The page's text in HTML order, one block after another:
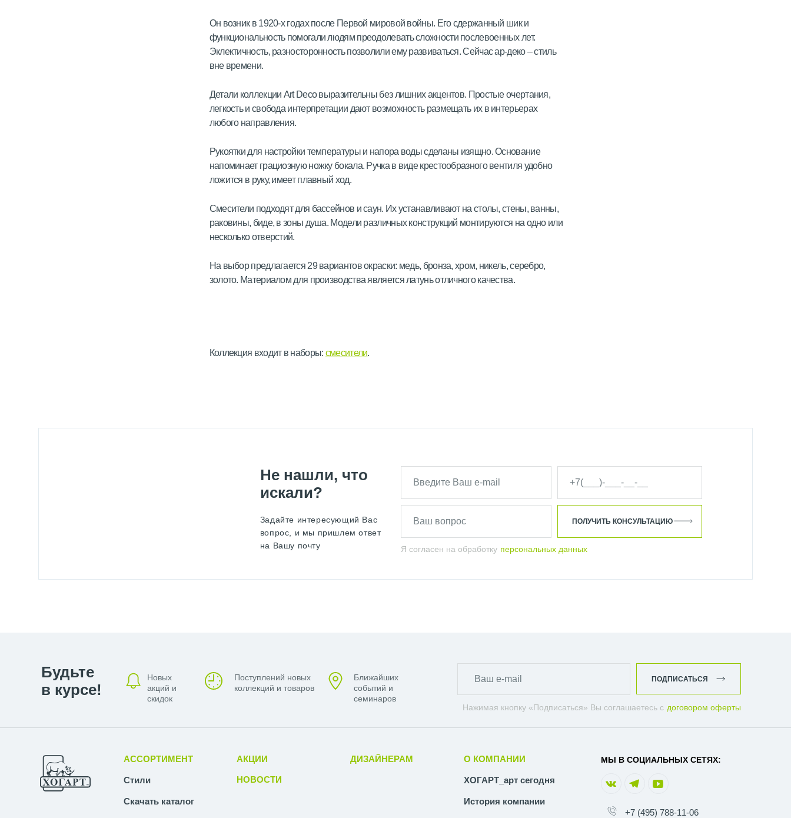
Он возник в 1920-х годах после Первой мировой войны. Его сдержанный шик и
функциональность помогали людям преодолевать сложности послевоенных лет.
Эклектичность, разносторонность позволили ему развиваться. Сейчас ар-деко – стиль
вне времени.
Детали коллекции Art Deco выразительны без лишних акцентов. Простые очертания,
легкость и свобода интерпретации дают возможность размещать их в интерьерах
любого направления.
Рукоятки для настройки температуры и напора воды сделаны изящно. Основание
напоминает грациозную ножку бокала. Ручка в виде крестообразного вентиля удобно
ложится в руку, имеет плавный ход.
Смесители подходят для бассейнов и саун. Их устанавливают на столы, стены, ванны,
раковины, биде, в зоны душа. Модели различных конструкций монтируются на одно или
несколько отверстий.
На выбор предлагается 29 вариантов окраски: медь, бронза, хром, никель, серебро,
золото. Материалом для производства является латунь отличного качества.
Коллекция входит в наборы: смесители.
Не нашли, что
искали?
Задайте интересующий Вас
вопрос, и мы пришлем ответ
на Вашу почту
Я согласен на обработку персональных данных
ПОЛУЧИТЬ КОНСУЛЬТАЦИЮ
Будьте
в курсе!
Новых
акций и
скидок
Поступлений новых
коллекций и товаров
Ближайших
событий и
семинаров
Нажимая кнопку «Подписаться» Вы соглашаетесь с договором оферты
ПОДПИСАТЬСЯ
АССОРТИМЕНТ
Стили
Скачать каталог
АКЦИИ
НОВОСТИ
ДИЗАЙНЕРАМ О КОМПАНИИ
ХОГАРТ_арт сегодня
История компании
МЫ В СОЦИАЛЬНЫХ СЕТЯХ:
+7 (495) 788-11-06